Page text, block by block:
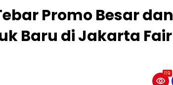
Promo Besar dan
Baru di Jakarta Fair
119